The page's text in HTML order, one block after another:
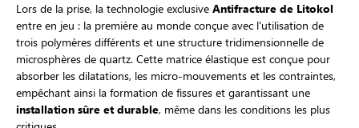
Lors de la prise, la technologie exclusive Antifracture de Litokol
entre en jeu : la première au monde conçue avec l'utilisation de
trois polymères différents et une structure tridimensionnelle de
microsphères de quartz. Cette matrice élastique est conçue pour
absorber les dilatations, les micro-mouvements et les contraintes,
empêchant ainsi la formation de fissures et garantissant une
installation sûre et durable, même dans les conditions les plus